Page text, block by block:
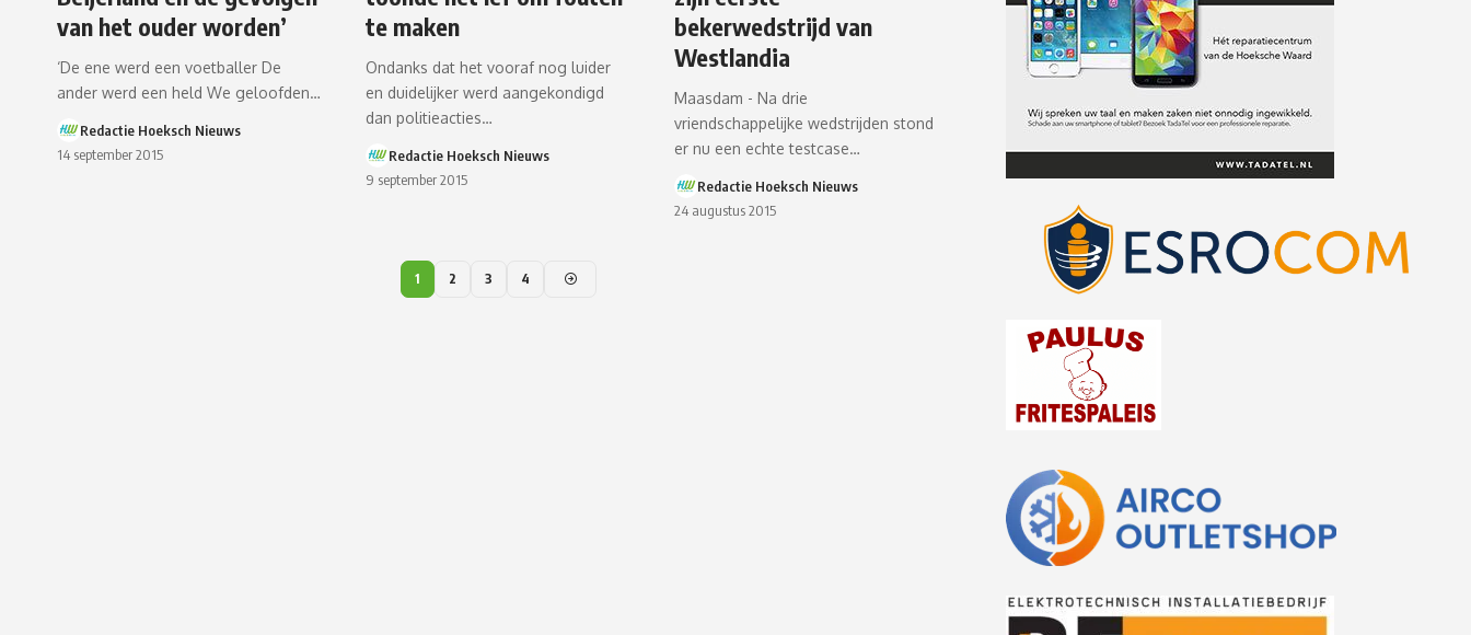
van het ouder worden’
‘De ene werd een voetballer De
ander werd een held We geloofden…
Redactie Hoeksch Nieuws
14 september 2015
te maken
Ondanks dat het vooraf nog luider
en duidelijker werd aangekondigd
dan politieacties…
Redactie Hoeksch Nieuws
9 september 2015
bekerwedstrijd van
Westlandia
Maasdam - Na drie
vriendschappelijke wedstrijden stond
er nu een echte testcase…
Redactie Hoeksch Nieuws
24 augustus 2015
1 2 3 4